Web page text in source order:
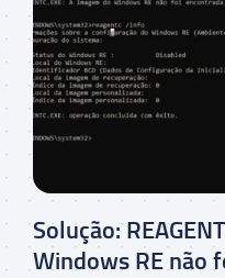
Solução:
Windows RE não